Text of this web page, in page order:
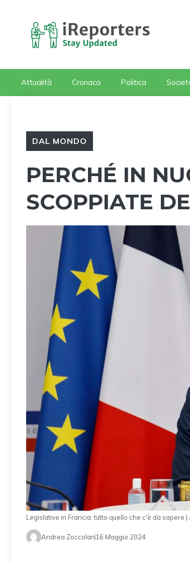
contenuto
Attualità Cronaca Politica
DAL MONDO
PERCHÉ IN
SCOPPIATE
Legislative in Francia: tutto quello che c'è da sapere
Andrea Zoccolan 16 Maggio 2024